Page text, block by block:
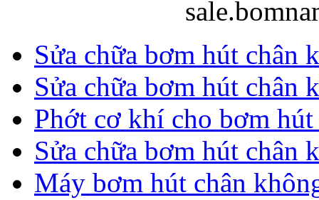
Sửa chữa bơm hút chân
Sửa chữa bơm hút chân
Phớt cơ khí cho bơm
Sửa chữa bơm hút chân
Máy bơm hút chân